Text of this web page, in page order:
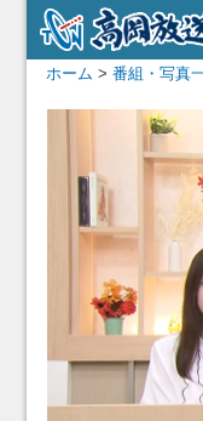
ホーム > 番組・写真